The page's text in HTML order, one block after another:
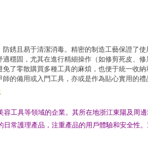
銹且易于清潔消毒。精密的制造工藝保證了
穩固，尤其在進行精細操作（如修剪死皮、修
了零散購買多種工具的麻煩，也便于統一收納
的備用或入門工具，亦或是作為貼心實用的禮
容工具等領域的企業。其所在地浙江東陽及周
常護理產品，注重產品的用戶體驗和安全性